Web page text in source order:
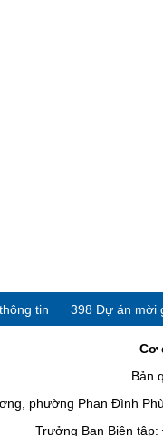
tin 398 Dự án mời
Cơ
Bản
phường Phan Đình
Trưởng Ban Biên tập: